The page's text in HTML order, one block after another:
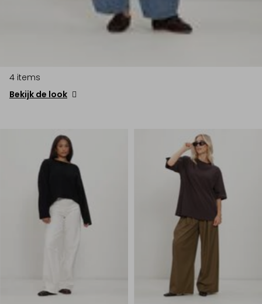
4 items
Bekijk de look